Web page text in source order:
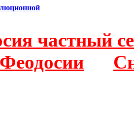
частный
Феодосии